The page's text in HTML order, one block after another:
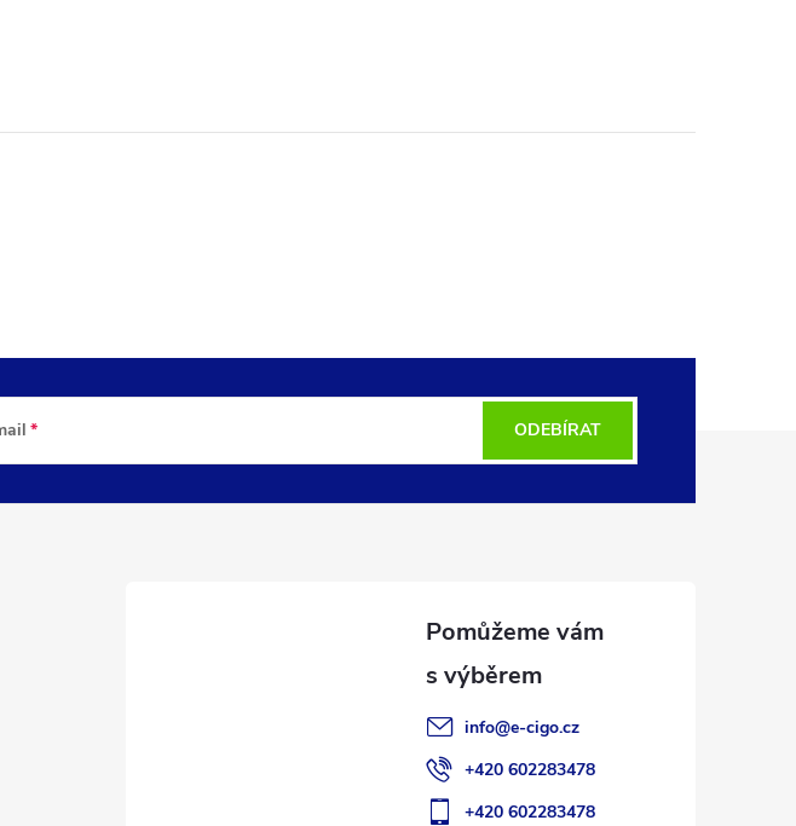
ODEBÍRAT
info@e-cigo.cz
+420 602283478
+420 602283478